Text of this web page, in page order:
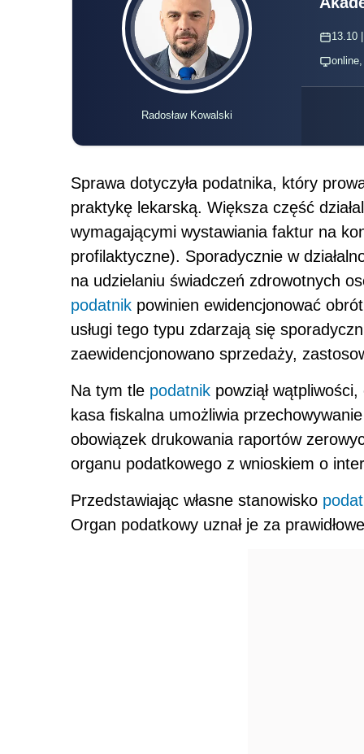
Radosław Kowalski
13.10
Sprawa dotyczyła podatnika, który
praktykę lekarską. Większa część
wymagającymi wystawiania faktur na
profilaktyczne). Sporadycznie w
na udzielaniu świadczeń zdrowotnych
podatnik powinien ewidencjonować
usługi tego typu zdarzają się
zaewidencjonowano sprzedaży,
Na tym tle podatnik powziął
kasa fiskalna umożliwia
obowiązek drukowania raportów
organu podatkowego z wnioskiem o
Przedstawiając własne stanowisko
Organ podatkowy uznał je za